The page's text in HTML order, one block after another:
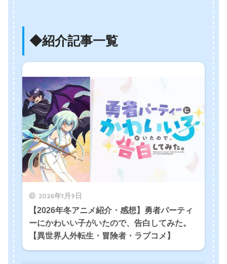
◆紹介記事一覧
2026年1月9日
【2026年冬アニメ紹介・感想】勇者パーティ
ーにかわいい子がいたので、告白してみた。
【異世界人外転生・冒険者・ラブコメ】